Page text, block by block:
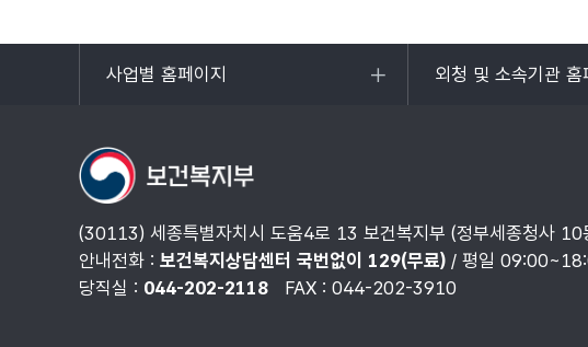
사업별 홈페이지
목록
외청 및 소속기관 홈
목록
(30113) 세종특별자치시 도움4로 13 보건복지부 (정부세종청사 10
안내전화 : 보건복지상담센터 국번없이 129(무료) / 평일
당직실 : 044-202-2118 FAX : 044-202-3910